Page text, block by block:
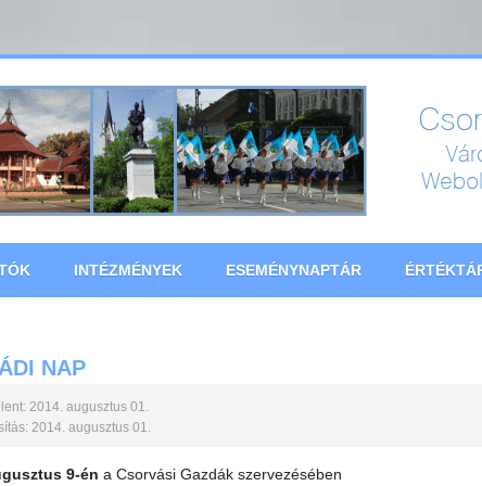
INTÉZMÉNYEK ESEMÉNYNAPTÁR
NAP
2014. augusztus 01.
2014. augusztus 01.
9-én a Csorvási Gazdák szervezésében